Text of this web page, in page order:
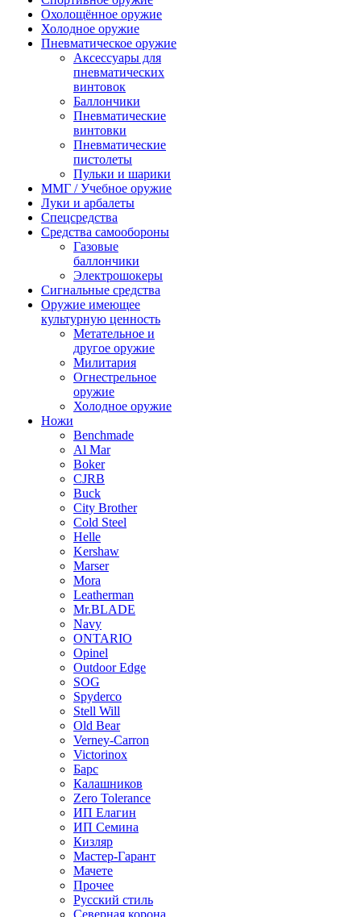
Охолощённое оружие
Холодное оружие
Пневматическое оружие
Аксессуары для
пневматических
винтовок
Баллончики
Пневматические
винтовки
Пневматические
пистолеты
Пульки и шарики
ММГ / Учебное оружие
Луки и арбалеты
Спецсредства
Средства самообороны
Газовые
баллончики
Электрошокеры
Сигнальные средства
Оружие имеющее
культурную ценность
Метательное и
другое оружие
Милитария
Огнестрельное
оружие
Холодное оружие
Ножи
Benchmade
Al Mar
Boker
CJRB
Buck
City Brother
Cold Steel
Helle
Kershaw
Marser
Mora
Leatherman
Mr.BLADE
Navy
ONTARIO
Opinel
Outdoor Edge
SOG
Spyderco
Stell Will
Old Bear
Verney-Carron
Victorinox
Барс
Калашников
Zero Tolerance
ИП Елагин
ИП Семина
Кизляр
Мастер-Гарант
Мачете
Прочее
Русский стиль
Северная корона